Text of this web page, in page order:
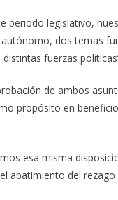
periodo legislativo,
dos temas
fuerzas
de ambos
propósito en
esa misma
abatimiento del rezago